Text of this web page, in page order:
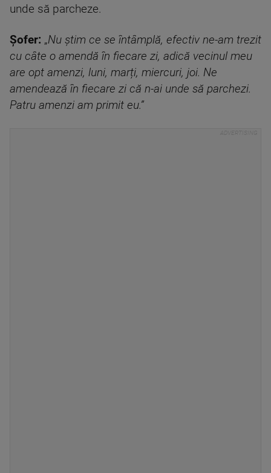
unde să parcheze.
Șofer: „Nu știm ce se întâmplă, efectiv ne-am trezit
cu câte o amendă în fiecare zi, adică vecinul meu
are opt amenzi, luni, marți, miercuri, joi. Ne
amendează în fiecare zi că n-ai unde să parchezi.
Patru amenzi am primit eu.”